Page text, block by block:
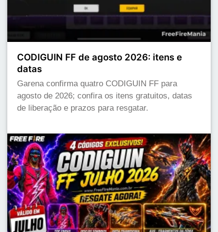
CODIGUIN FF de agosto 2026: itens e
datas
Garena confirma quatro CODIGUIN FF para
agosto de 2026; confira os itens gratuitos, datas
de liberação e prazos para resgatar.